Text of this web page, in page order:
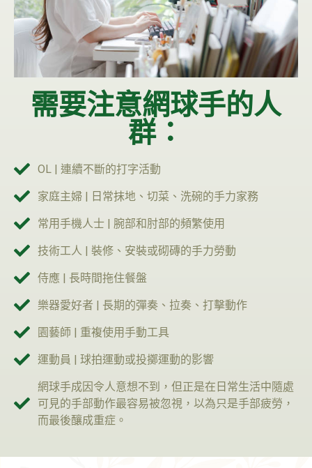
需要注意網球手的人
群：
OL | 連續不斷的打字活動
家庭主婦 | 日常抹地、切菜、洗碗的手力家務
常用手機人士 | 腕部和肘部的頻繁使用
技術工人 | 裝修、安裝或砌磚的手力勞動
侍應 | 長時間拖住餐盤
樂器愛好者 | 長期的彈奏、拉奏、打擊動作
園藝師 | 重複使用手動工具
運動員 | 球拍運動或投擲運動的影響
網球手成因令人意想不到，但正是在日常生活中隨處
可見的手部動作最容易被忽視，以為只是手部疲勞，
而最後釀成重症。